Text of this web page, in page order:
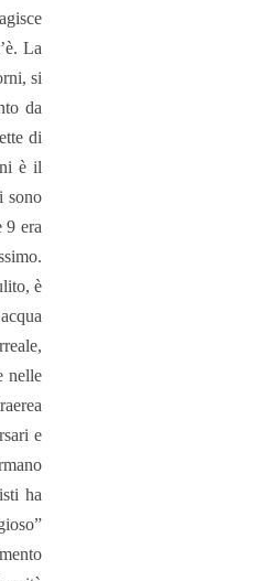
La
si
da
di
è il
sono
9 era
è
nelle
e
ha